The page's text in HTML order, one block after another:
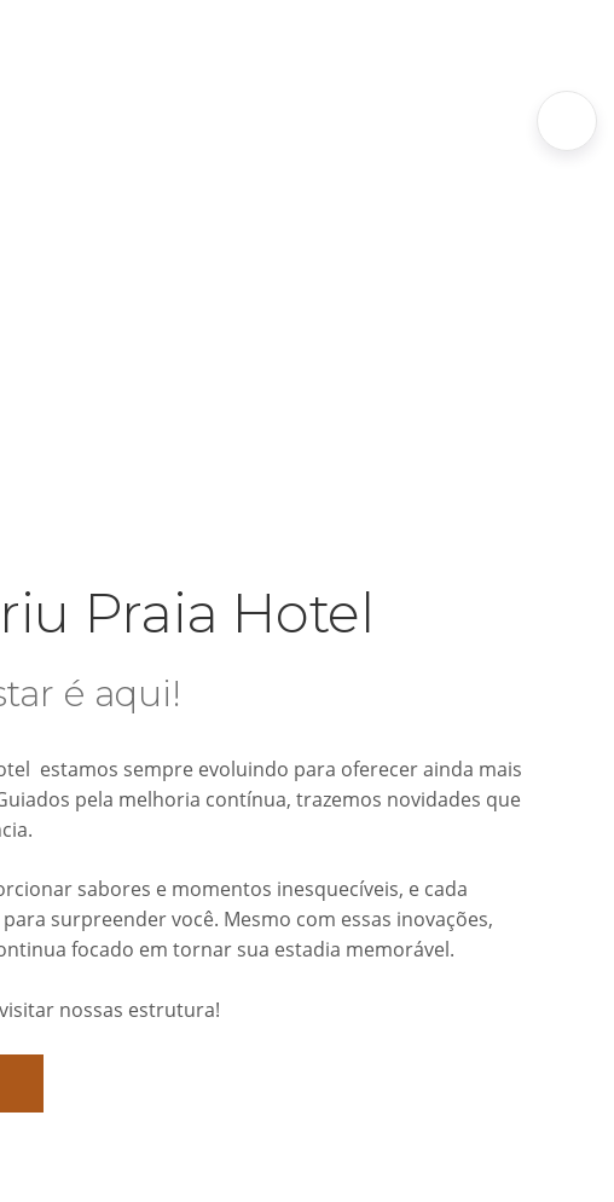
Praia Hotel
é aqui!
estamos sempre evoluindo para oferecer ainda mais
pela melhoria contínua, trazemos novidades que
sabores e momentos inesquecíveis, e cada
surpreender você. Mesmo com essas inovações,
focado em tornar sua estadia memorável.
nossas estrutura!